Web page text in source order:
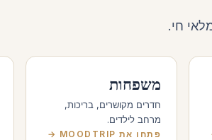
משפחות
חדרים מקושרים, בריכות,
מרחב לילדים.
פתחו את MOODTRIP →